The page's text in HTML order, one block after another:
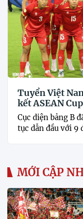
Tuyển Việt
kết ASEAN
Cục diện bảng B
tục dẫn đầu với 9
MỚI CẬP